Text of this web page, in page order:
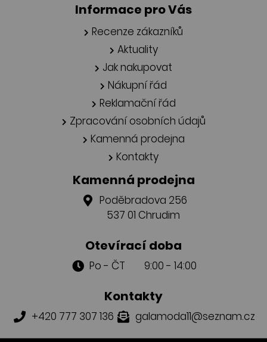
Informace pro Vás
Recenze zákazníků
Aktuality
Jak nakupovat
Nákupní řád
Reklamační řád
Zpracování osobních údajů
Kamenná prodejna
Kontakty
Kamenná prodejna
Poděbradova 256
537 01 Chrudim
Otevírací doba
Po - ČT 9:00 - 14:00
Kontakty
+420 777 307 136 galamoda11@seznam.cz